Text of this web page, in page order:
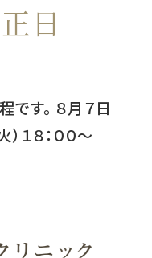
日
す。 ８月７日
）１８：００〜